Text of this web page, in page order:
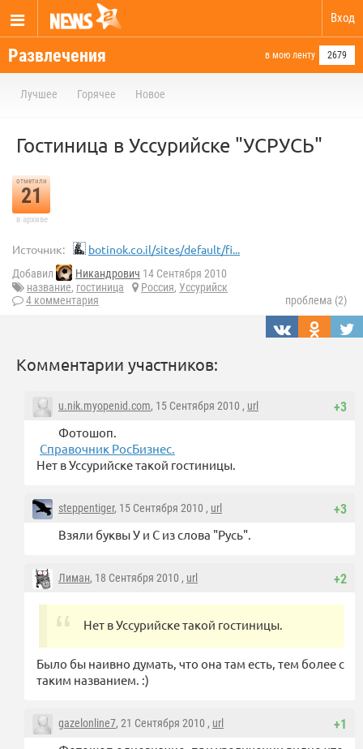
Вход
Развлечения в мою ленту 2679
Лучшее Горячее Новое
Гостиница в Уссурийске "УСРУСЬ"
отметили
21
в архиве
Источник: botinok.co.il/sites/default/fi...
Добавил Никандрович 14 Сентября 2010
название, гостиница Россия, Уссурийск
4 комментария
проблема (2)
Комментарии участников:
+3
u.nik.myopenid.com, 15 Сентября 2010 , url
Фотошоп.
Справочник РосБизнес.
Нет в Уссурийске такой гостиницы.
+3
steppentiger, 15 Сентября 2010 , url
Взяли буквы У и С из слова "Русь".
+2
Лиман, 18 Сентября 2010 , url
Нет в Уссурийске такой гостиницы.
Было бы наивно думать, что она там есть, тем более с
таким названием. :)
+1
gazelonline7, 21 Сентября 2010 , url